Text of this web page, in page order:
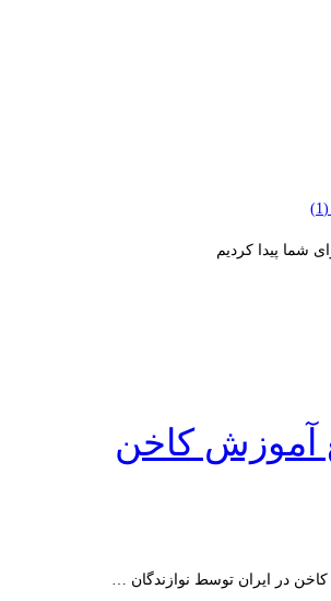
(1)
شما پیدا کردیم
آموزش کاخن
در ایران توسط نوازندگان …